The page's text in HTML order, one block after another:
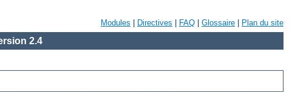
Modules Directives FAQ Glossaire Plan du site
2.4